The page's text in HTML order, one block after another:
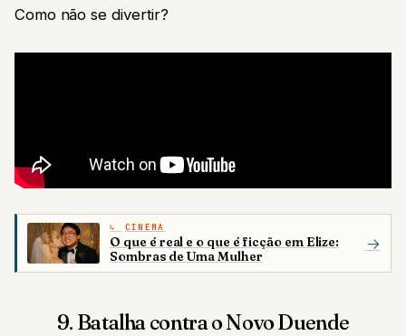
Como não se divertir?
CINEMA
O que é real e o que é ficção em Elize:
Sombras de Uma Mulher
→
9. Batalha contra o Novo Duende